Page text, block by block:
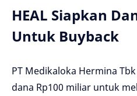
HEAL Siapkan
Untuk Buyback
PT Medikaloka Hermina
dana Rp100 miliar untuk